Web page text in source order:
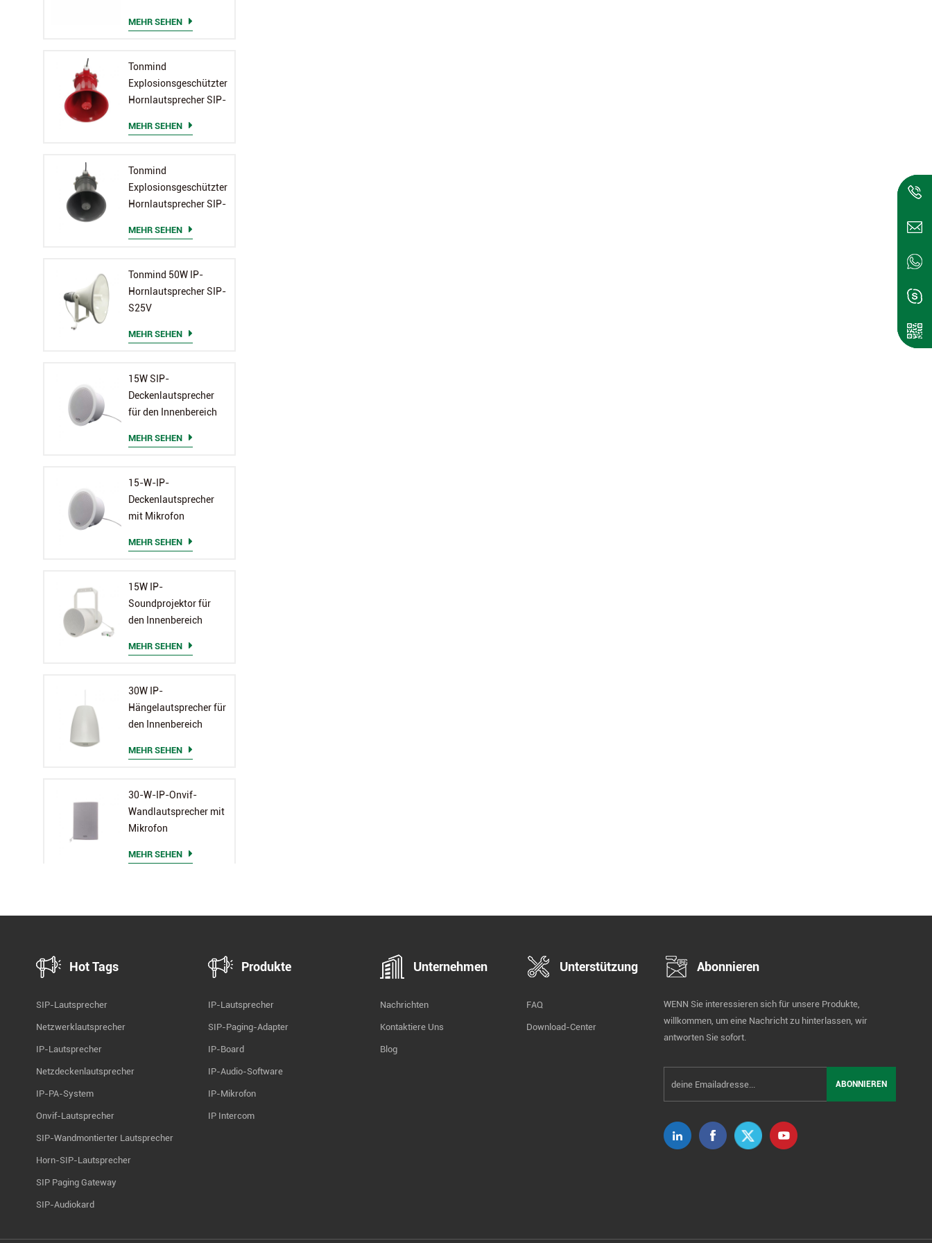
MEHR SEHEN
Tonmind
Explosionsgeschützter
Hornlautsprecher SIP-
MEHR SEHEN
Tonmind
Explosionsgeschützter
Hornlautsprecher SIP-
MEHR SEHEN
Tonmind 50W IP-
Hornlautsprecher SIP-
S25V
MEHR SEHEN
15W SIP-
Deckenlautsprecher
für den Innenbereich
MEHR SEHEN
15-W-IP-
Deckenlautsprecher
mit Mikrofon
MEHR SEHEN
15W IP-
Soundprojektor für
den Innenbereich
MEHR SEHEN
30W IP-
Hängelautsprecher für
den Innenbereich
MEHR SEHEN
30-W-IP-Onvif-
Wandlautsprecher mit
Mikrofon
MEHR SEHEN
Hot Tags
SIP-Lautsprecher
Netzwerklautsprecher
IP-Lautsprecher
Netzdeckenlautsprecher
IP-PA-System
Onvif-Lautsprecher
SIP-Wandmontierter Lautsprecher
Horn-SIP-Lautsprecher
SIP Paging Gateway
SIP-Audiokard
Produkte
IP-Lautsprecher
SIP-Paging-Adapter
IP-Board
IP-Audio-Software
IP-Mikrofon
IP Intercom
Unternehmen
Nachrichten
Kontaktiere Uns
Blog
Unterstützung
FAQ
Download-Center
Abonnieren
WENN Sie interessieren sich für unsere Produkte,
willkommen, um eine Nachricht zu hinterlassen, wir
antworten Sie sofort.